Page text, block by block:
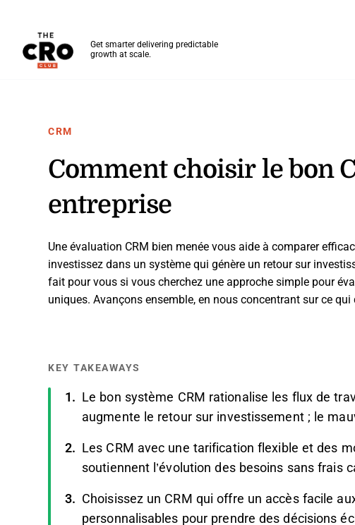
Get smarter delivering predictable
growth at scale.
CRM
Comment choisir le bon
entreprise
Une évaluation CRM bien menée vous aide à comparer
investissez dans un système qui génère un retour sur
fait pour vous si vous cherchez une approche simple pour
uniques. Avançons ensemble, en nous concentrant sur ce
KEY TAKEAWAYS
Le bon système CRM rationalise les flux de
augmente le retour sur investissement ; le
Les CRM avec une tarification flexible et des
soutiennent l’évolution des besoins sans frais
Choisissez un CRM qui offre un accès facile
personnalisables pour prendre des décisions